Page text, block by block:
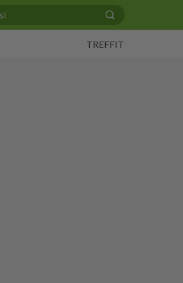
TREFFIT